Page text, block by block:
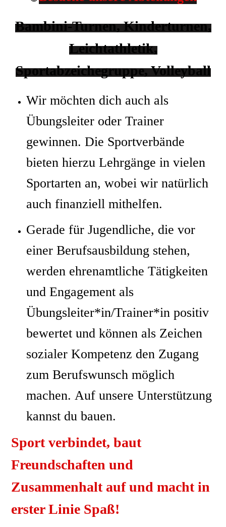
Bambini-Turnen, Kinderturnen,
Leichtathletik,
Sportabzeichegruppe,Volleyball
Wir möchten dich auch als
Übungsleiter oder Trainer
gewinnen. Die Sportverbände
bieten hierzu Lehrgänge in vielen
Sportarten an, wobei wir natürlich
auch finanziell mithelfen.
Gerade für Jugendliche, die vor
einer Berufsausbildung stehen,
werden ehrenamtliche Tätigkeiten
und Engagement als
Übungsleiter*in/Trainer*in positiv
bewertet und können als Zeichen
sozialer Kompetenz den Zugang
zum Berufswunsch möglich
machen. Auf unsere Unterstützung
kannst du bauen.
Sport verbindet, baut
Freundschaften und
Zusammenhalt auf und macht in
erster Linie Spaß!